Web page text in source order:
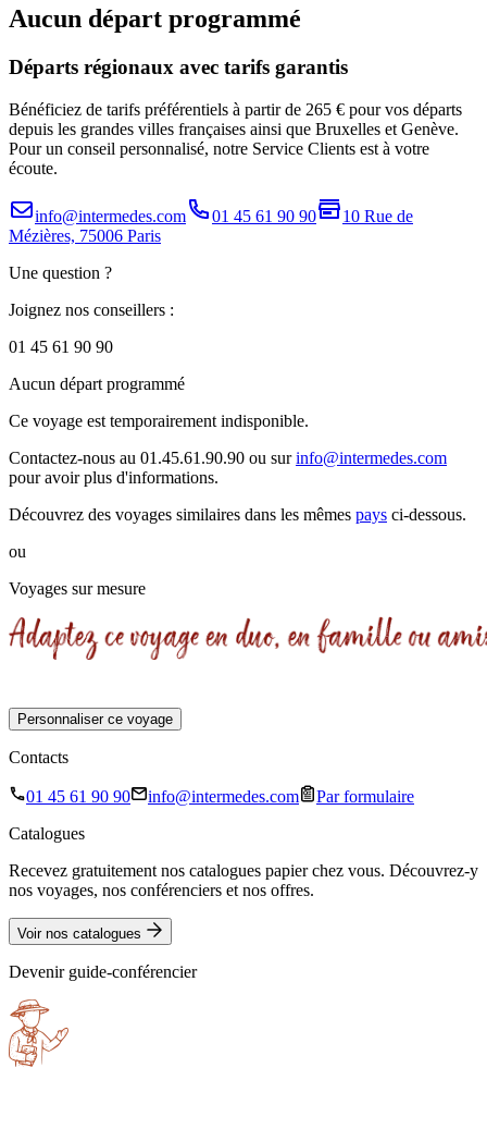
Aucun départ programmé
Départs régionaux avec tarifs garantis
Bénéficiez de tarifs préférentiels à partir de 265 € pour vos départs
depuis les grandes villes françaises ainsi que Bruxelles et Genève.
Pour un conseil personnalisé, notre Service Clients est à votre
écoute.
info@intermedes.com 01 45 61 90 90
10 Rue de
Mézières, 75006 Paris
Une question ?
Joignez nos conseillers :
01 45 61 90 90
Aucun départ programmé
Ce voyage est temporairement indisponible.
Contactez-nous au 01.45.61.90.90 ou surinfo@intermedes.com
pour avoir plus d'informations.
Découvrez des voyages similaires dans les mêmes pays ci-dessous.
ou
Voyages sur mesure
Personnaliser ce voyage
Contacts
01 45 61 90 90 info@intermedes.com
Par formulaire
Catalogues
Recevez gratuitement nos catalogues papier chez vous. Découvrez-y
nos voyages, nos conférenciers et nos offres.
Voir nos catalogues
Devenir guide-conférencier